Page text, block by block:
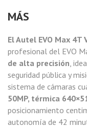
MÁS
El Autel EVO Max 4T
profesional del EVO
de alta precisión,
seguridad pública y
sistema de cámaras
50MP, térmica
posicionamiento
autonomía de 42